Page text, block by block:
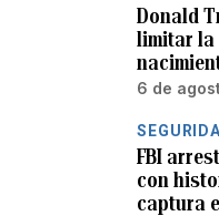
Donald
limitar la
6 de
FBI
con
captura